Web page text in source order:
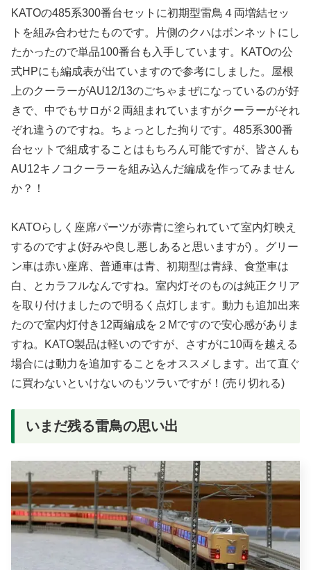
KATOの485系300番台セットに初期型雷鳥４両増結セッ
トを組み合わせたものです。片側のクハはボンネットにし
たかったので単品100番台も入手しています。KATOの公
式HPにも編成表が出ていますので参考にしました。屋根
上のクーラーがAU12/13のごちゃまぜになっているのが好
きで、中でもサロが２両組まれていますがクーラーがそれ
ぞれ違うのですね。ちょっとした拘りです。485系300番
台セットで組成することはもちろん可能ですが、皆さんも
AU12キノコクーラーを組み込んだ編成を作ってみません
か？！
KATOらしく座席パーツが赤青に塗られていて室内灯映え
するのですよ(好みや良し悪しあると思いますが) 。グリー
ン車は赤い座席、普通車は青、初期型は青緑、食堂車は
白、とカラフルなんですね。室内灯そのものは純正クリア
を取り付けましたので明るく点灯します。動力も追加出来
たので室内灯付き12両編成を２Mですので安心感がありま
すね。KATO製品は軽いのですが、さすがに10両を越える
場合には動力を追加することをオススメします。出て直ぐ
に買わないといけないのもツラいですが！(売り切れる)
いまだ残る雷鳥の思い出